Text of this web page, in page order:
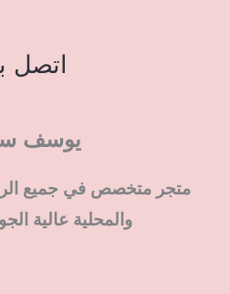
اتصل
يوسف
متجر متخصص في جميع
والمحلية عالية